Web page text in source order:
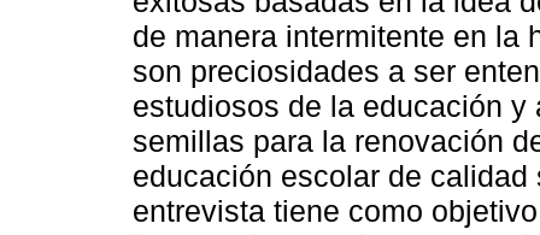
de manera intermitente en la
son preciosidades a ser
estudiosos de la educación
semillas para la renovación
educación escolar de
entrevista tiene como